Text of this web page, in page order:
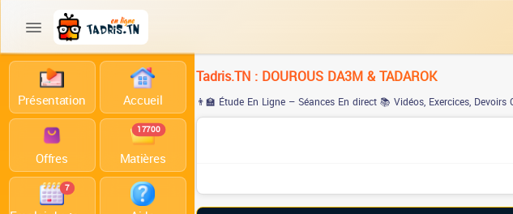
Présentation Accueil
Offres Matières
17700
7
Tadris.TN : DOUROUS DA3M & TADAROK
👨‍🏫 Étude En Ligne – Séances En direct📚 Vidéos, Exercices, Devoirs